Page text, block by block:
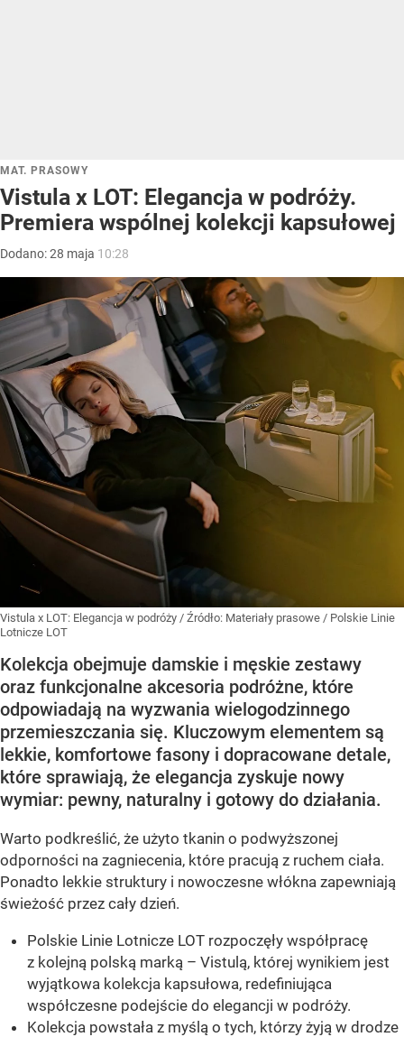
MAT. PRASOWY
Vistula x LOT: Elegancja w podróży.
Premiera wspólnej kolekcji kapsułowej
Dodano:28 maja 10:28
Vistula x LOT: Elegancja w podróży / Źródło: Materiały prasowe / Polskie Linie
Lotnicze LOT
Kolekcja obejmuje damskie i męskie zestawy
oraz funkcjonalne akcesoria podróżne, które
odpowiadają na wyzwania wielogodzinnego
przemieszczania się. Kluczowym elementem są
lekkie, komfortowe fasony i dopracowane detale,
które sprawiają, że elegancja zyskuje nowy
wymiar: pewny, naturalny i gotowy do działania.
Warto podkreślić, że użyto tkanin o podwyższonej
odporności na zagniecenia, które pracują z ruchem ciała.
Ponadto lekkie struktury i nowoczesne włókna zapewniają
świeżość przez cały dzień.
Polskie Linie Lotnicze LOT rozpoczęły współpracę
z kolejną polską marką – Vistulą, której wynikiem jest
wyjątkowa kolekcja kapsułowa, redefiniująca
współczesne podejście do elegancji w podróży.
Kolekcja powstała z myślą o tych, którzy żyją w drodze